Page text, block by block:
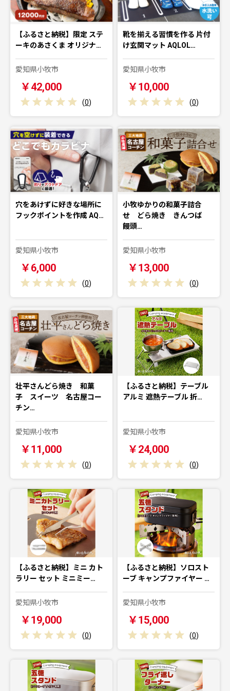
【ふるさと納税】限定 ステ
ーキのあさくま オリジナ…
愛知県小牧市
￥42,000
(0)
靴を揃える習慣を作る 片付
け玄関マット AQLOL…
愛知県小牧市
￥10,000
(0)
穴をあけずに好きな場所に
フックポイントを作成 AQ…
愛知県小牧市
￥6,000
(0)
小牧ゆかりの和菓子詰合
せ どら焼き きんつば
饅頭…
愛知県小牧市
￥13,000
(0)
壮平さんどら焼き 和菓
子 スイーツ 名古屋コー
チン…
愛知県小牧市
￥11,000
(0)
【ふるさと納税】テーブル
アルミ 遮熱テーブル 折…
愛知県小牧市
￥24,000
(0)
【ふるさと納税】ミニ カト
ラリー セット ミニミー…
愛知県小牧市
￥19,000
(0)
【ふるさと納税】ソロスト
ーブ キャンプファイヤー …
愛知県小牧市
￥15,000
(0)